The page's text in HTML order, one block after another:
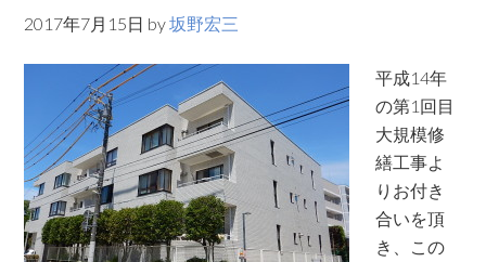
2017年7月15日 by坂野宏三
平成14年
の第1回目
大規模修
繕工事よ
りお付き
合いを頂
き、この